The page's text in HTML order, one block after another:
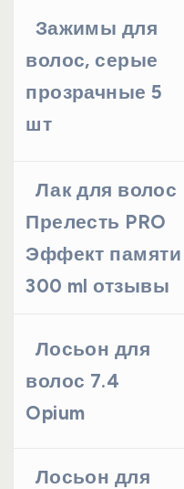
Зажимы для
волос, серые
прозрачные 5
шт
Лак для волос
Прелесть PRO
Эффект памяти
300 ml отзывы
Лосьон для
волос 7.4
Opium
Лосьон для